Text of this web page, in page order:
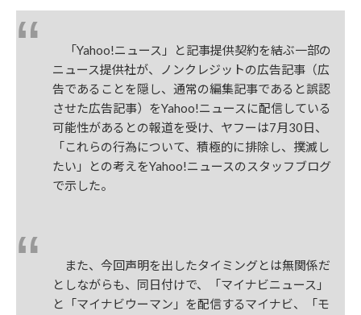
「Yahoo!ニュース」と記事提供契約を結ぶ一部の
ニュース提供社が、ノンクレジットの広告記事（広
告であることを隠し、通常の編集記事であると誤認
させた広告記事）をYahoo!ニュースに配信している
可能性があるとの報道を受け、ヤフーは7月30日、
「これらの行為について、積極的に排除し、撲滅し
たい」との考えをYahoo!ニュースのスタッフブログ
で示した。
また、今回声明を出したタイミングとは無関係だ
としながらも、同日付けで、「マイナビニュース」
と「マイナビウーマン」を配信するマイナビ、「モ